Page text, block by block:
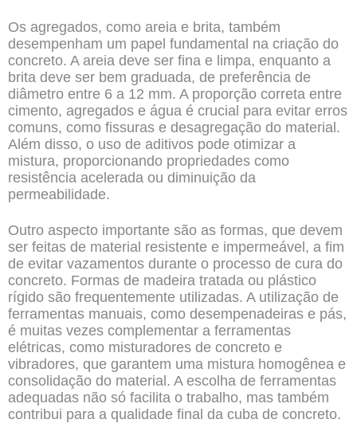
Os agregados, como areia e brita, também
desempenham um papel fundamental na criação do
concreto. A areia deve ser fina e limpa, enquanto a
brita deve ser bem graduada, de preferência de
diâmetro entre 6 a 12 mm. A proporção correta entre
cimento, agregados e água é crucial para evitar erros
comuns, como fissuras e desagregação do material.
Além disso, o uso de aditivos pode otimizar a
mistura, proporcionando propriedades como
resistência acelerada ou diminuição da
permeabilidade.
Outro aspecto importante são as formas, que devem
ser feitas de material resistente e impermeável, a fim
de evitar vazamentos durante o processo de cura do
concreto. Formas de madeira tratada ou plástico
rígido são frequentemente utilizadas. A utilização de
ferramentas manuais, como desempenadeiras e pás,
é muitas vezes complementar a ferramentas
elétricas, como misturadores de concreto e
vibradores, que garantem uma mistura homogênea e
consolidação do material. A escolha de ferramentas
adequadas não só facilita o trabalho, mas também
contribui para a qualidade final da cuba de concreto.